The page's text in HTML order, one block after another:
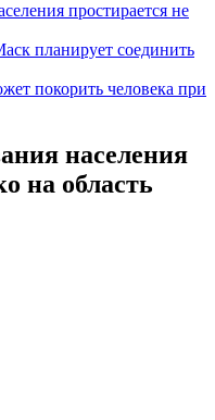
простирается не
планирует соединить
покорить человека при
населения
на область